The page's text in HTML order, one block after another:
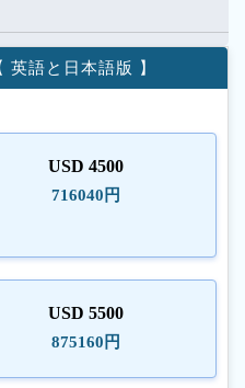
語と日本語版 】
USD 4500
716040円
USD 5500
875160円